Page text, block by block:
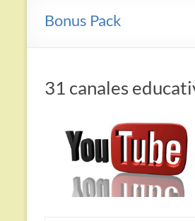
Bonus Pack
31 canales